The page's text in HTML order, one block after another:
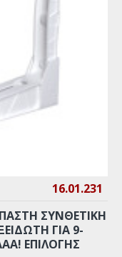
16.01.231
ΣΥΝΘΕΤΙΚΗ
ΓΙΑ 9-
ΕΠΙΛΟΓΗΣ